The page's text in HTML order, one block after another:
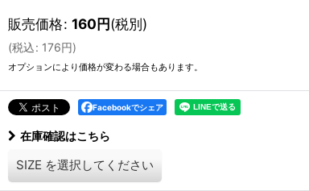
販売価格: 160円(税別)
(税込: 176円)
オプションにより価格が変わる場合もあります。
Facebookでシェア
在庫確認はこちら
SIZE を選択してください